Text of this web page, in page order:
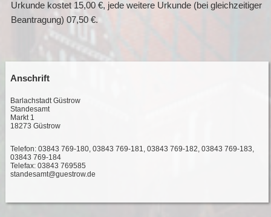
Urkunde kostet 15,00 €, jede weitere Urkunde (bei gleichzeitiger
Beantragung) 07,50 €.
Anschrift
Barlachstadt Güstrow
Standesamt
Markt 1
18273 Güstrow
Telefon: 03843 769-180, 03843 769-181, 03843 769-182, 03843 769-183,
03843 769-184
Telefax: 03843 769585
standesamt@guestrow.de